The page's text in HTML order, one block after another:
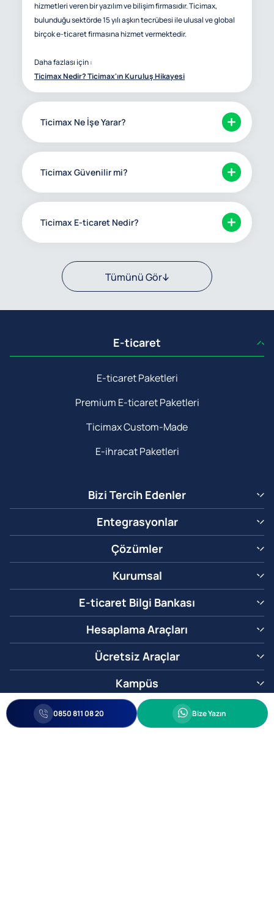
hizmetleri veren bir yazılım ve bilişim firmasıdır. Ticimax,
bulunduğu sektörde 15 yılı aşkın tecrübesi ile ulusal ve global
birçok e-ticaret firmasına hizmet vermektedir.
Daha fazlası için :
Ticimax Nedir? Ticimax'ın Kuruluş Hikayesi
Ticimax Ne İşe Yarar?
Ticimax Güvenilir mi?
Ticimax E-ticaret Nedir?
Tümünü Gör
E-ticaret
E-ticaret Paketleri
Premium E-ticaret Paketleri
Ticimax Custom-Made
E-ihracat Paketleri
Bizi Tercih Edenler
Entegrasyonlar
Çözümler
Kurumsal
E-ticaret Bilgi Bankası
Hesaplama Araçları
Ücretsiz Araçlar
Kampüs
0850 811 08 20 Whatsapp
Bize Yazın
0850 811 08 20